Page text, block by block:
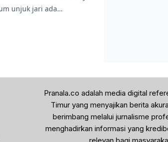
unjuk jari ada…
Pranala.co adalah media digital
Timur yang menyajikan berita
berimbang melalui jurnalisme
menghadirkan informasi yang